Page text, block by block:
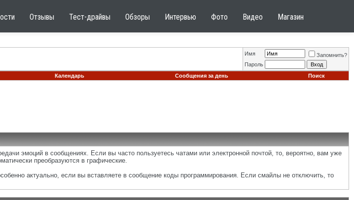
Отзывы Тест-драйвы Обзоры Интервью Фото Видео Магазин
Имя
Запомнить?
Пароль
Календарь Сообщения за день Поиск
эмоций в сообщениях. Если вы часто пользуетесь чатами или электронной почтой, то, вероятно, вам уже
преобразуются в графические.
актуально, если вы вставляете в сообщение коды программирования. Если смайлы не отключить, то